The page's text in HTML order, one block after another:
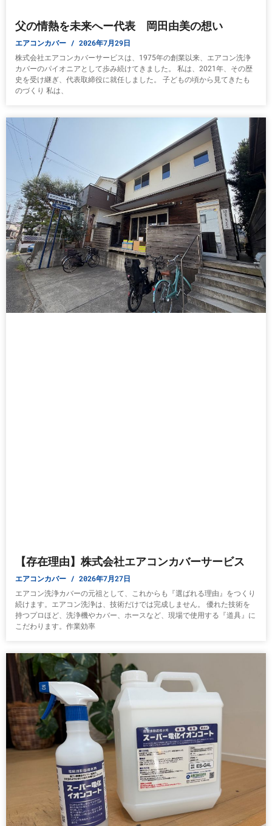
父の情熱を未来へー代表 岡田由美の想い
エアコンカバー 2026年7月29日
株式会社エアコンカバーサービスは、1975年の創業以来、エアコン洗浄
カバーのパイオニアとして歩み続けてきました。 私は、2021年、その歴
史を受け継ぎ、代表取締役に就任しました。 子どもの頃から見てきたも
のづくり 私は、
【存在理由】株式会社エアコンカバーサービス
エアコンカバー 2026年7月27日
エアコン洗浄カバーの元祖として、これからも『選ばれる理由』をつくり
続けます。エアコン洗浄は、技術だけでは完成しません。 優れた技術を
持つプロほど、洗浄機やカバー、ホースなど、現場で使用する『道具』に
こだわります。作業効率